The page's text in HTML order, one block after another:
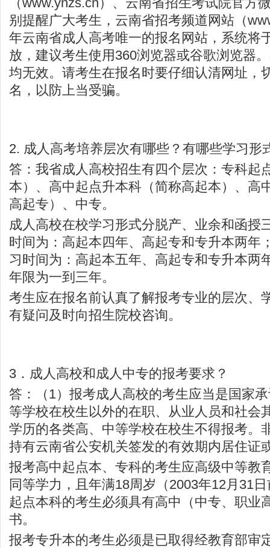
别提醒广大考生，云南省招考频道网站（
年云南省成人高考唯一的报名网站，系统将
放，建议考生使用360浏览器或谷歌浏览器
均无效。请考生在报名时要仔细认清网址，
名，以防上当受骗。
2. 成人高考培养层次有哪些？有哪些学习形
答：我省成人高校招生有四个层次：专科起
本）、高中起点升本科（简称高起本）、高
高起专）、中专。
成人高校在校学习形式分脱产、业余和函授
时间为：高起本四年、高起专和专升本两年
习时间为：高起本五年、高起专和专升本两
年限为一到三年。
考生应在报名前认真了解报考专业的层次、
有疑问及时向招生院校咨询。
3．成人高校和成人中专的报考要求？
答：（1）报考成人高校的考生应当是国家
等学校在校生以外的在职、从业人员和社会
学历的各类高、中等学校在校生不得报考。
持有云南省公安机关签发的有效期内居住证
报考高中起点本、专科的考生应高级中等教
同等学力，且年满18周岁（2003年12月31
起点本科的考生必须具有高中（中专、职业
书。
报考专升本的考生必须是已取得经教育部审